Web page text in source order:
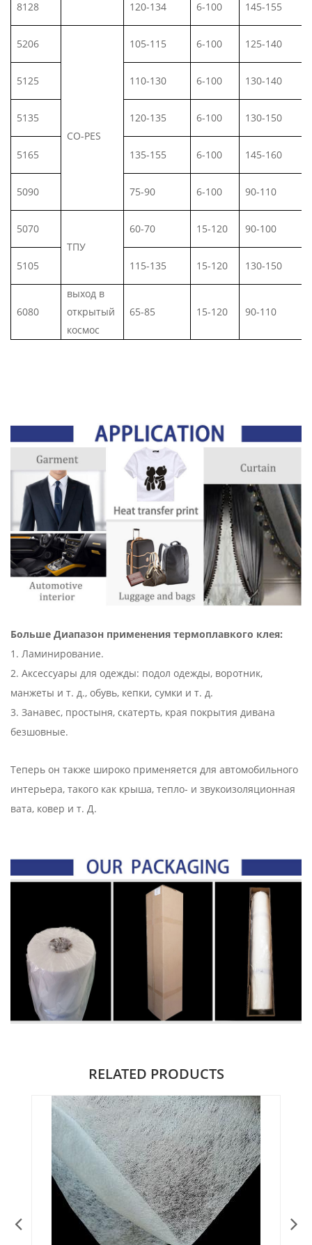
8128 120-134 6-100 145-155
5206
CO-PES
105-115 6-100 125-140
5125 110-130 6-100 130-140
5135 120-135 6-100 130-150
5165 135-155 6-100 145-160
5090 75-90 6-100 90-110
5070
ТПУ
60-70 15-120 90-100
5105 115-135 15-120 130-150
6080
выход в
открытый
космос
65-85 15-120 90-110
Больше Диапазон применения термоплавкого клея:
1. Ламинирование.
2. Аксессуары для одежды: подол одежды, воротник,
манжеты и т. д., обувь, кепки, сумки и т. д.
3. Занавес, простыня, скатерть, края покрытия дивана
безшовные.
Теперь он также широко применяется для автомобильного
интерьера, такого как крыша, тепло- и звукоизоляционная
вата, ковер и т. Д.
RELATED PRODUCTS